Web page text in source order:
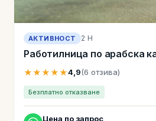
АКТИВНОСТ 2 H
Работилница по арабска
★★★★★4,9(6 отзива)
Безплатно отказване
Цена по запрос